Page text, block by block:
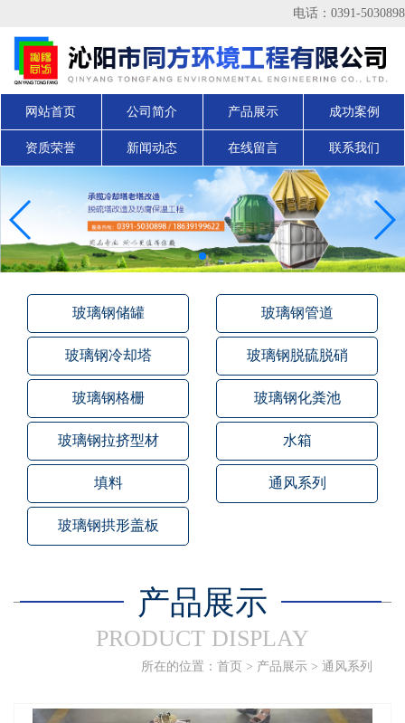
电话：0391-5030898
网站首页 公司简介 产品展示 成功案例
资质荣誉 新闻动态 在线留言 联系我们
玻璃钢储罐 玻璃钢管道
玻璃钢冷却塔 玻璃钢脱硫脱硝
玻璃钢格栅 玻璃钢化粪池
玻璃钢拉挤型材 水箱
填料 通风系列
玻璃钢拱形盖板
产品展示
PRODUCT DISPLAY
所在的位置：首页 > 产品展示 >通风系列